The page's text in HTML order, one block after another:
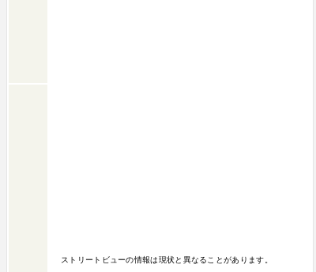
ストリートビューの情報は現状と異なることがあります。